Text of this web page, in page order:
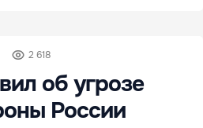
2 618
об угрозе
России